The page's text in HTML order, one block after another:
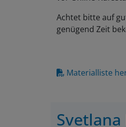
Achtet bitte auf
genügend Zeit
Materialliste